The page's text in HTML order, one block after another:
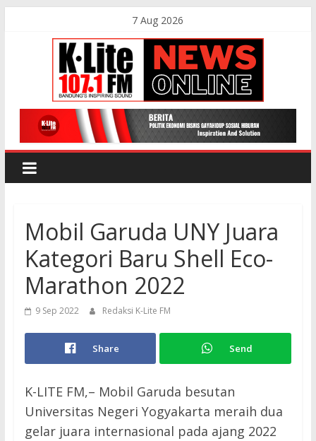
7 Aug 2026
K-
Lite
Bandung
Online
News
Mobil Garuda UNY Juara
Kategori Baru Shell Eco-
Marathon 2022
9 Sep 2022 Redaksi K-Lite FM
Share Send
K-LITE FM,– Mobil Garuda besutan
Universitas Negeri Yogyakarta meraih dua
gelar juara internasional pada ajang 2022